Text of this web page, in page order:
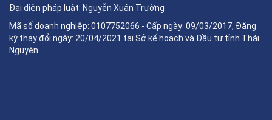
Đại diện pháp luật: Nguyễn Xuân Trường
Mã số doanh nghiệp: 0107752066 - Cấp ngày: 09/03/2017, Đăng
ký thay đổi ngày: 20/04/2021 tại Sở kế hoạch và Đầu tư tỉnh Thái
Nguyên